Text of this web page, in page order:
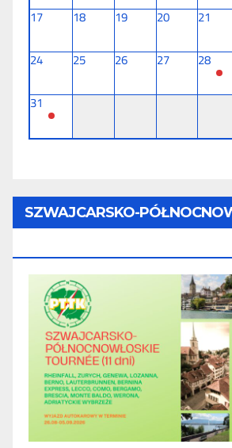
17
18 19 20 21
24
25 26 27 28
31
SZWAJCARSKO-